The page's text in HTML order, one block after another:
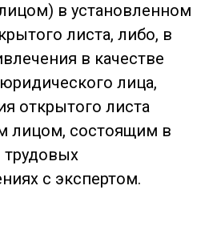
в установленном
листа, либо, в
в качестве
лица,
открытого листа
лицом, состоящим в
трудовых
с экспертом.